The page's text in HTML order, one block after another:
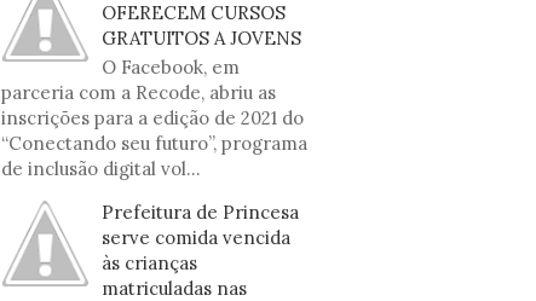
OFERECEM CURSOS
GRATUITOS A JOVENS
O Facebook, em
parceria com a Recode, abriu as
inscrições para a edição de 2021 do
“Conectando seu futuro”, programa
de inclusão digital vol...
Prefeitura de Princesa
serve comida vencida
às crianças
matriculadas nas